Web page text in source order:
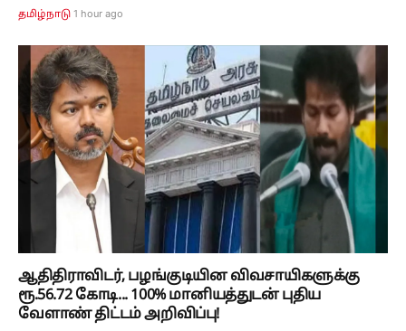
தமிழ்நாடு 1 hour ago
ஆதிதிராவிடர், பழங்குடியின விவசாயிகளுக்கு
ரூ.56.72 கோடி... 100% மானியத்துடன் புதிய
வேளாண் திட்டம் அறிவிப்பு!